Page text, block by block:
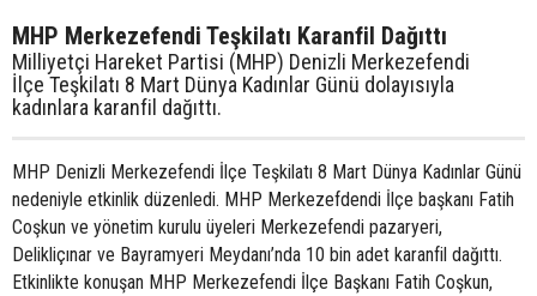
MHP Merkezefendi Teşkilatı Karanfil Dağıttı
Milliyetçi Hareket Partisi (MHP) Denizli Merkezefendi
İlçe Teşkilatı 8 Mart Dünya Kadınlar Günü dolayısıyla
kadınlara karanfil dağıttı.
MHP Denizli Merkezefendi İlçe Teşkilatı 8 Mart Dünya Kadınlar Günü
nedeniyle etkinlik düzenledi. MHP Merkezefdendi İlçe başkanı Fatih
Coşkun ve yönetim kurulu üyeleri Merkezefendi pazaryeri,
Delikliçınar ve Bayramyeri Meydanı’nda 10 bin adet karanfil dağıttı.
Etkinlikte konuşan MHP Merkezefendi İlçe Başkanı Fatih Coşkun,